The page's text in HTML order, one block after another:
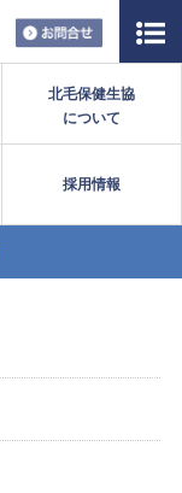
お問い合
北毛保健生協
について
採用情報